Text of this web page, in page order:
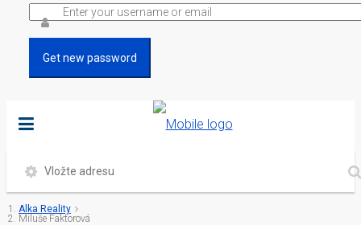
Get new password
Alka Reality
Miluše Faktorová